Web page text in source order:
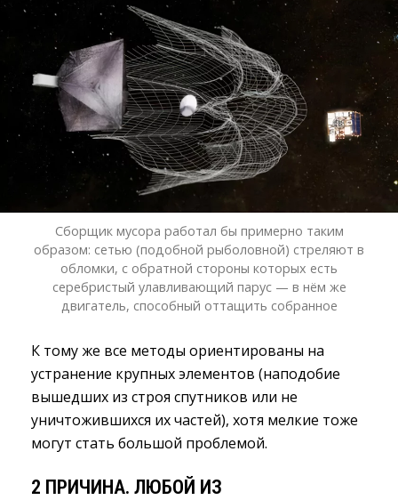
Сборщик мусора работал бы примерно таким
образом: сетью (подобной рыболовной) стреляют в
обломки, с обратной стороны которых есть
серебристый улавливающий парус — в нём же
двигатель, способный оттащить собранное
К тому же все методы ориентированы на
устранение крупных элементов (наподобие
вышедших из строя спутников или не
уничтожившихся их частей), хотя мелкие тоже
могут стать большой проблемой.
2 ПРИЧИНА. ЛЮБОЙ ИЗ